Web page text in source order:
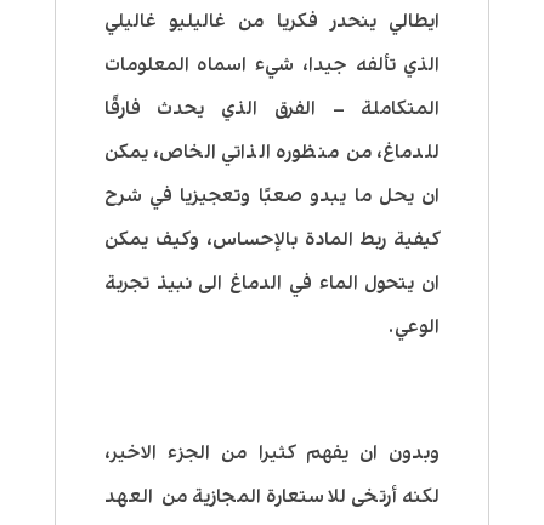
ايطالي ينحدر فكريا من غاليليو غاليلي
الذي تألفه جيدا، شيء اسماه المعلومات
المتكاملة – الفرق الذي يحدث فارقًا
للدماغ، من منظوره الذاتي الخاص،يمكن
ان يحل ما يبدو صعبًا وتعجيزيا في شرح
كيفية ربط المادة بالإحساس، وكيف يمكن
ان يتحول الماء في الدماغ الى نبيذ تجربة
الوعي.
وبدون ان يفهم كثيرا من الجزء الاخير،
لكنه أرتخى للاستعارة المجازية من العهد